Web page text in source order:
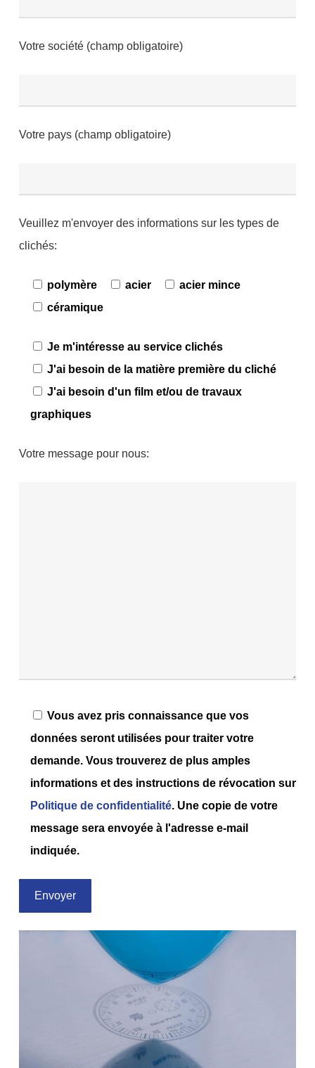
Votre société (champ obligatoire)
Votre pays (champ obligatoire)
Veuillez m'envoyer des informations sur les types de
clichés:
polymère acier
acier mince
céramique
Je m'intéresse au service clichés
J'ai besoin de la matière première du cliché
J'ai besoin d'un film et/ou de travaux
graphiques
Votre message pour nous:
Vous avez pris connaissance que vos
données seront utilisées pour traiter votre
demande. Vous trouverez de plus amples
informations et des instructions de révocation sur
Politique de confidentialité. Une copie de votre
message sera envoyée à l'adresse e-mail
indiquée.